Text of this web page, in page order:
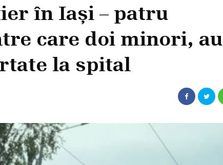
în Iași – patru
care doi minori, au
la spital